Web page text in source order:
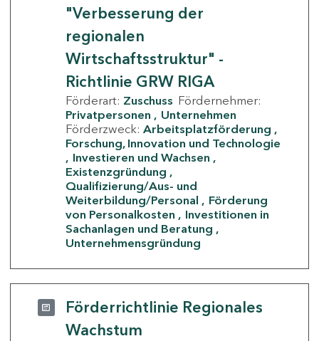
"Verbesserung der
regionalen
Wirtschaftsstruktur" -
Richtlinie GRW RIGA
Förderart: Zuschuss Fördernehmer:
Privatpersonen
Unternehmen
Förderzweck: Arbeitsplatzförderung
Forschung, Innovation und Technologie
Investieren und Wachsen
Existenzgründung
Qualifizierung/Aus- und
Weiterbildung/Personal
Förderung
von Personalkosten
Investitionen in
Sachanlagen und Beratung
Unternehmensgründung
Förderrichtlinie Regionales
Wachstum